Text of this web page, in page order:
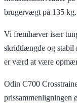
brugervægt på 135 kg.
Vi fremhæver især
skridtlængde og stabil
er værd at være
Odin C700
prissammenligningen